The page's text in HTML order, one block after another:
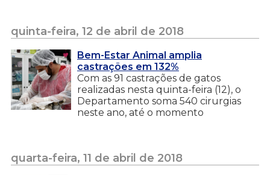
quinta-feira, 12 de abril de 2018
Bem-Estar Animal amplia
castrações em 132%
Com as 91 castrações de gatos
realizadas nesta quinta-feira (12), o
Departamento soma 540 cirurgias
neste ano, até o momento
quarta-feira, 11 de abril de 2018